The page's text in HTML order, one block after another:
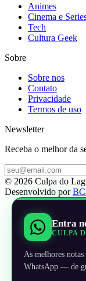
Animes
Cinema e
Tech
Cultura Geek
Sobre
Sobre nos
Contato
Privacidade
Termos de uso
Newsletter
Receba o melhor da
© 2026 Culpa do
Desenvolvido por
Entra
CULPA
As melhores
WhatsApp — de